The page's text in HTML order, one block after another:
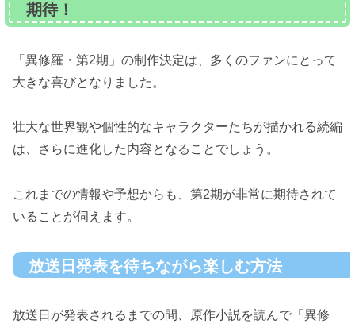
期待！
「異修羅・第2期」の制作決定は、多くのファンにとって
大きな喜びとなりました。
壮大な世界観や個性的なキャラクターたちが描かれる続編
は、さらに進化した内容となることでしょう。
これまでの情報や予想からも、第2期が非常に期待されて
いることが伺えます。
放送日発表を待ちながら楽しむ方法
放送日が発表されるまでの間、原作小説を読んで「異修